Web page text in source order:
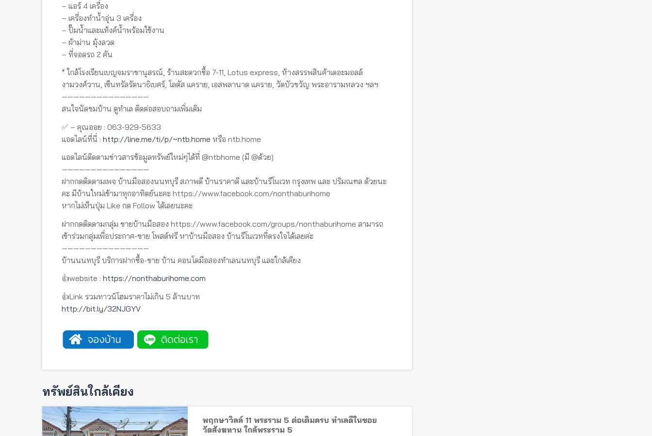
– แอร์ 4 เครื่อง
– เครื่องทำน้ำอุ่น 3 เครื่อง
– ปั๊มน้ำและแท้งค์น้ำพร้อมใช้งาน
– ผ้าม่าน มุ้งลวด
– ที่จอดรถ 2 คัน
* ใกล้โรงเรียนเบญจมราชานุสรณ์, ร้านสะดวกซื้อ 7-11, Lotus express, ห้างสรรพสินค้าเดอะมอลล์
งามวงศ์วาน, เซ็นทรัลรัตนาธิเบศร์, โลตัส แคราย, เอสพลานาด แคราย, วัดบัวขวัญ พระอารามหลวง ฯลฯ
———————————————
สนใจนัดชมบ้าน ดูทำเล ติดต่อสอบถามเพิ่มเติม
✅ – คุณออย : 063-929-5633
แอดไลน์ที่นี่ : http://line.me/ti/p/~ntb.home หรือ ntb.home
แอดไลน์ติดตามข่าวสารข้อมูลทรัพย์ใหม่ๆได้ที่ @ntbhome (มี @ด้วย)
———————————————
ฝากกดติดตามเพจ บ้านมือสองนนทบุรี สภาพดี บ้านราคาดี และบ้านรีโนเวท กรุงเทพ และ ปริมณฑล ด้วยนะ
คะ มีบ้านใหม่เข้ามาทุกอาทิตย์นะคะ https://www.facebook.com/nonthaburihome
หากไม่เห็นปุ่ม Like กด Follow ได้เลยนะคะ
ฝากกดติดตามกลุ่ม ขายบ้านมือสอง https://www.facebook.com/groups/nonthaburihome สามารถ
เข้าร่วมกลุ่มเพื่อประกาศ-ขาย โพสต์ฟรี หาบ้านมือสอง บ้านรีโนเวทที่ตรงใจได้เลยค่ะ
———————————————
บ้านนนทบุรี บริการฝากซื้อ-ขาย บ้าน คอนโดมือสองทำเลนนทบุรี และใกล้เคียง
👍website : https://nonthaburihome.com
👍Link รวมทาวน์โฮมราคาไม่เกิน 5 ล้านบาท
http://bit.ly/32NJGYV
ทรัพย์สินใกล้เคียง
พฤกษาวิลล์ 11 พระราม 5 ต่อเติมครบ ทำเลดีในซอย
วัดสังฆทาน ใกล้พระราม 5